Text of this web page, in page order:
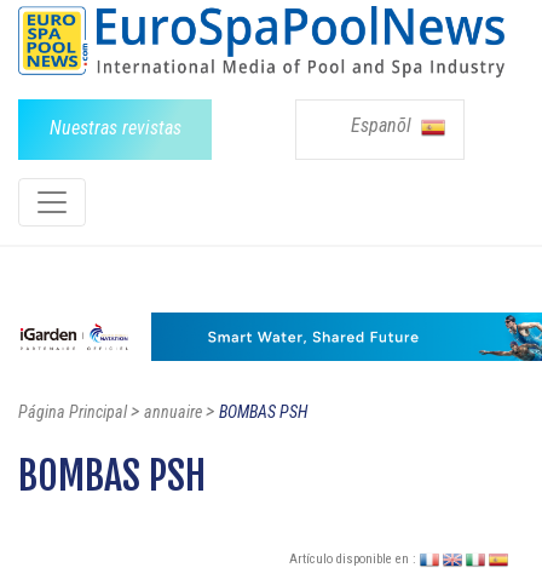
Nuestras revistas Espanõl
Página Principal> annuaire> BOMBAS PSH
BOMBAS PSH
Artículo disponible en :